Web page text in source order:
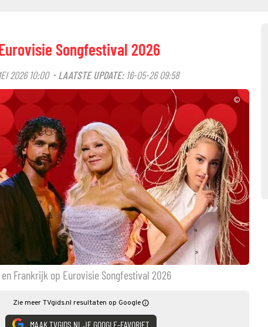
Songfestival 2026
2026 10:00· LAATSTE UPDATE: 16-05-26 09:58
©
Frankrijk op Eurovisie Songfestival 2026
Zie meer TVgids.nl resultaten op Google
MAAK TVGIDS.NL JE GOOGLE-FAVORIET